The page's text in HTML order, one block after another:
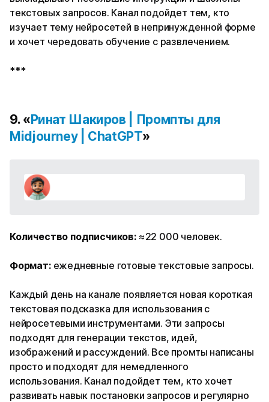
текстовых запросов. Канал подойдет тем, кто
изучает тему нейросетей в непринужденной форме
и хочет чередовать обучение с развлечением.
***
9. «Ринат Шакиров | Промпты для
Midjourney | ChatGPT»
Количество подписчиков:≈22 000 человек.
Формат: ежедневные готовые текстовые запросы.
Каждый день на канале появляется новая короткая
текстовая подсказка для использования с
нейросетевыми инструментами. Эти запросы
подходят для генерации текстов, идей,
изображений и рассуждений. Все промты написаны
просто и подходят для немедленного
использования. Канал подойдет тем, кто хочет
развивать навык постановки запросов и регулярно